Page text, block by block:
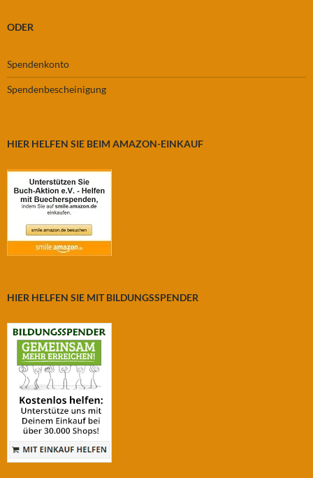
ODER
Spendenkonto
Spendenbescheinigung
HIER HELFEN SIE BEIM AMAZON-EINKAUF
HIER HELFEN SIE MIT BILDUNGSSPENDER